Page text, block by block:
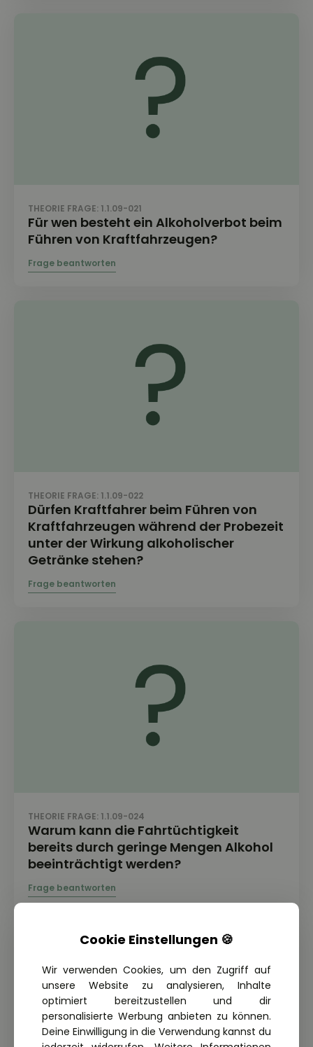
THEORIE FRAGE: 1.1.09-021
Für wen besteht ein Alkoholverbot beim
Führen von Kraftfahrzeugen?
THEORIE FRAGE: 1.1.09-022
Dürfen Kraftfahrer beim Führen von
Kraftfahrzeugen während der Probezeit
unter der Wirkung alkoholischer
Getränke stehen?
THEORIE FRAGE: 1.1.09-024
Warum kann die Fahrtüchtigkeit
bereits durch geringe Mengen Alkohol
beeinträchtigt werden?
Cookie Einstellungen 🍪
Wir verwenden Cookies, um den Zugriff auf
unsere Website zu analysieren, Inhalte
optimiert bereitzustellen und dir
personalisierte Werbung anbieten zu können.
Deine Einwilligung in die Verwendung kannst du